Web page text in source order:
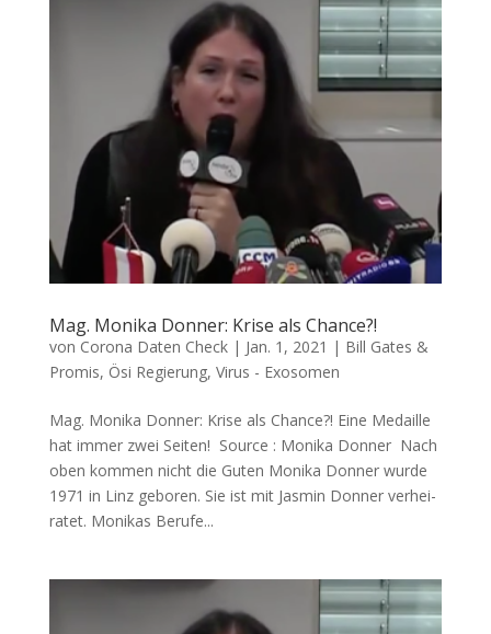
Mag. Monika Donner: Krise als Chance?!
von Corona Daten Check| Jan. 1, 2021 | Bill Gates &
Promis, Ösi Regierung, Virus - Exosomen
Mag. Monika Donner: Krise als Chance?! Eine Medail­le
hat immer zwei Seiten! Source : Moni­ka Donner Nach
oben kom­men nicht die Guten Moni­ka Don­ner wur­de
1971 in Linz gebo­ren. Sie ist mit Jas­min Don­ner ver­hei­
ra­tet. Moni­kas Beru­fe...